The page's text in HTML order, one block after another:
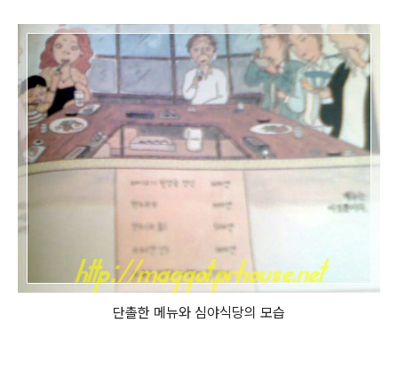
단촐한 메뉴와 심야식당의 모습